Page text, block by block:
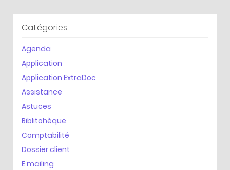
Catégories
Agenda
Application
Application ExtraDoc
Assistance
Astuces
Biblitohèque
Comptabilité
Dossier client
E mailing